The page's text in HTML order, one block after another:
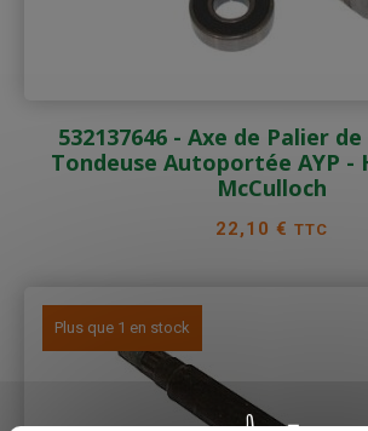
532137646 - Axe de Palier
Tondeuse Autoportée AYP -
McCulloch
Prix
22,10 € TTC
Plus que 1 en stock